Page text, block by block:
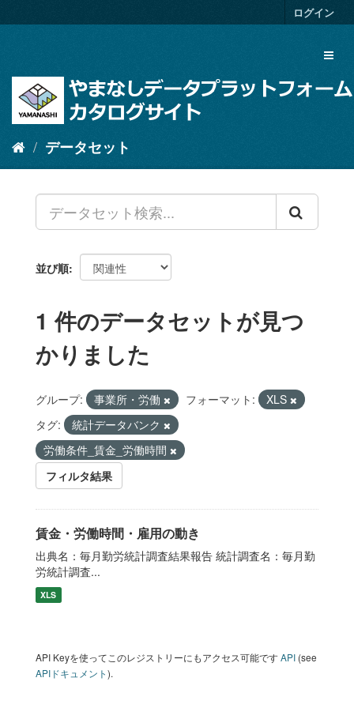
キ
ログイン
データセット
並び順
1 件のデータセットが見つ
かりました
グループ: 事業所・労働 フォーマット:
XLS
タグ:
統計データバンク
労働条件_賃金_労働時間
フィルタ結果
賃金・労働時間・雇用の動き
出典名：毎月勤労統計調査結果報告 統計調査名：毎月勤
労統計調査...
XLS
API Keyを使ってこのレジストリーにもアクセス可能ですAPI (see
APIドキュメント).